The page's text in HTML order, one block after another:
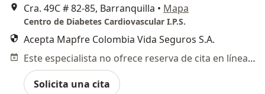
Cra. 49C # 82-85, Barranquilla • Mapa
Centro de Diabetes Cardiovascular I.P.S.
Acepta Mapfre Colombia Vida Seguros S.A.
Este especialista no ofrece reserva de cita en línea en esta dirección.
Solicita una cita